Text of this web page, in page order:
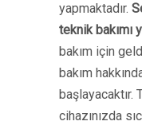
yapmaktadır.
teknik bakımı
bakım için
bakım
başlayacaktır.
cihazınızda